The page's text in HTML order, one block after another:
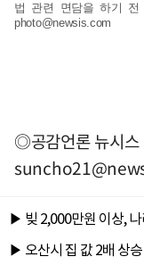
법 관련 면담을 하기 전
photo@newsis.com
◎공감언론 뉴시스